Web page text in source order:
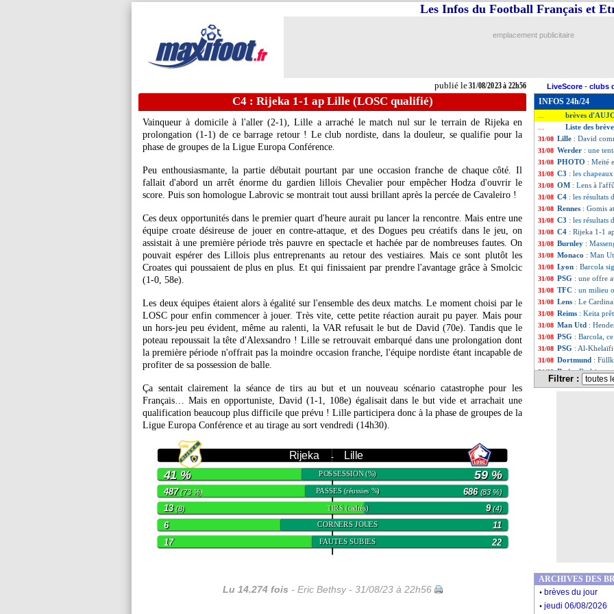
publié le31/08/2023 à 22h56
Les Infos du Football Français et
emplacement publicitaire
LiveScore - clubs
C4 : Rijeka 1-1 ap Lille (LOSC qualifié)
Vainqueur à domicile à l'aller (2-1), Lille a arraché le match nul sur le terrain de Rijeka en
prolongation (1-1) de ce barrage retour ! Le club nordiste, dans la douleur, se qualifie pour la
phase de groupes de la Ligue Europa Conférence.
Peu enthousiasmante, la partie débutait pourtant par une occasion franche de chaque côté. Il
fallait d'abord un arrêt énorme du gardien lillois Chevalier pour empêcher Hodza d'ouvrir le
score. Puis son homologue Labrovic se montrait tout aussi brillant après la percée de Cavaleiro !
Ces deux opportunités dans le premier quart d'heure aurait pu lancer la rencontre. Mais entre une
équipe croate désireuse de jouer en contre-attaque, et des Dogues peu créatifs dans le jeu, on
assistait à une première période très pauvre en spectacle et hachée par de nombreuses fautes. On
pouvait espérer des Lillois plus entreprenants au retour des vestiaires. Mais ce sont plutôt les
Croates qui poussaient de plus en plus. Et qui finissaient par prendre l'avantage grâce à Smolcic
(1-0, 58e).
Les deux équipes étaient alors à égalité sur l'ensemble des deux matchs. Le moment choisi par le
LOSC pour enfin commencer à jouer. Très vite, cette petite réaction aurait pu payer. Mais pour
un hors-jeu peu évident, même au ralenti, la VAR refusait le but de David (70e). Tandis que le
poteau repoussait la tête d'Alexsandro ! Lille se retrouvait embarqué dans une prolongation dont
la première période n'offrait pas la moindre occasion franche, l'équipe nordiste étant incapable de
profiter de sa possession de balle.
Ça sentait clairement la séance de tirs au but et un nouveau scénario catastrophe pour les
Français… Mais en opportuniste, David (1-1, 108e) égalisait dans le but vide et arrachait une
qualification beaucoup plus difficile que prévu ! Lille participera donc à la phase de groupes de la
Ligue Europa Conférence et au tirage au sort vendredi (14h30).
Rijeka - Lille
POSSESSION(%)
41 % 59 %
PASSES(réussies %)
487(73 %) 686 (83 %)
TIRS(cadrés)
13(8) 9(4)
CORNERS JOUES
6 11
FAUTES SUBIES
17 22
Lu 14.274 fois - Eric Bethsy - 31/08/23 à 22h56
INFOS 24h/24
brèves
Liste des
31/08 Lille : David
31/08 Werder : une
31/08 PHOTO : Meïté
31/08 C3 : les
31/08 OM : Lens à
31/08 C4 : les résultats
31/08 Rennes : Gomis
31/08 C3 : les résultats
31/08 C4 : Rijeka 1-1
31/08 Burnley :
31/08 Monaco : Man
31/08 Lyon : Barcola
31/08 PSG : une offre
31/08 TFC : un milieu
31/08 Lens : Le
31/08 Reims : Keita
31/08 Man Utd :
31/08 PSG : Barcola,
31/08 PSG : Al-Khelaïfi
31/08 Dortmund :
31/08 Betis:
31/08 PSG : Kolo
:
31/08 Rennes :
31/08 Rennes : Lyon
31/08 Rennes:
Filtrer :
ARCHIVES DES
. brèves du jour
. jeudi 06/08/2026